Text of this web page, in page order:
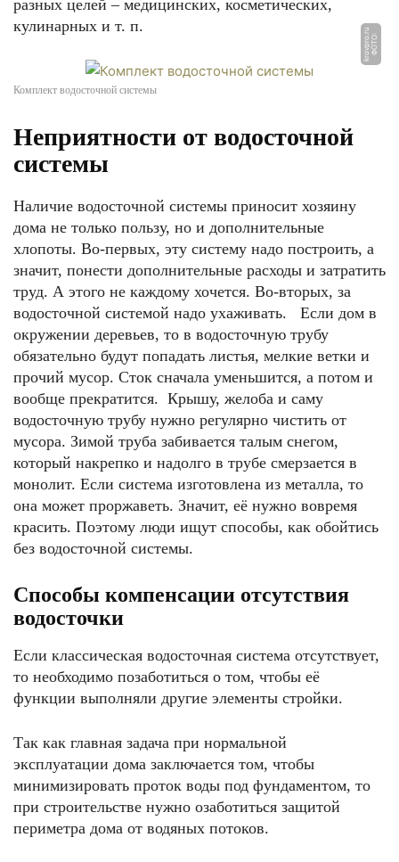
разных целей – медицинских, косметических,
кулинарных и т. п.
Ф
О
Т
О:
k
r
o
v
p
r
o.
r
u
Комплект водосточной системы
Неприятности от водосточной
системы
Наличие водосточной системы приносит хозяину
дома не только пользу, но и дополнительные
хлопоты. Во-первых, эту систему надо построить, а
значит, понести дополнительные расходы и затратить
труд. А этого не каждому хочется. Во-вторых, за
водосточной системой надо ухаживать. Если дом в
окружении деревьев, то в водосточную трубу
обязательно будут попадать листья, мелкие ветки и
прочий мусор. Сток сначала уменьшится, а потом и
вообще прекратится. Крышу, желоба и саму
водосточную трубу нужно регулярно чистить от
мусора. Зимой труба забивается талым снегом,
который накрепко и надолго в трубе смерзается в
монолит. Если система изготовлена из металла, то
она может проржаветь. Значит, её нужно вовремя
красить. Поэтому люди ищут способы, как обойтись
без водосточной системы.
Способы компенсации отсутствия
водосточки
Если классическая водосточная система отсутствует,
то необходимо позаботиться о том, чтобы её
функции выполняли другие элементы стройки.
Так как главная задача при нормальной
эксплуатации дома заключается том, чтобы
минимизировать проток воды под фундаментом, то
при строительстве нужно озаботиться защитой
периметра дома от водяных потоков.